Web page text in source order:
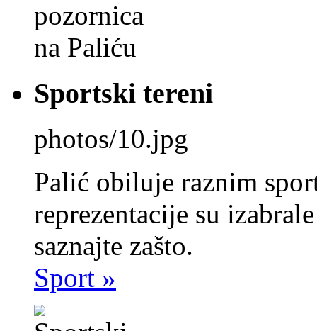
Sportski tereni
photos/10.jpg
Palić obiluje raznim
reprezentacije su
saznajte zašto.
Sport »